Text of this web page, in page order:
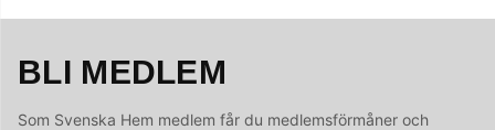
BLI MEDLEM
Som Svenska Hem medlem får du medlemsförmåner och